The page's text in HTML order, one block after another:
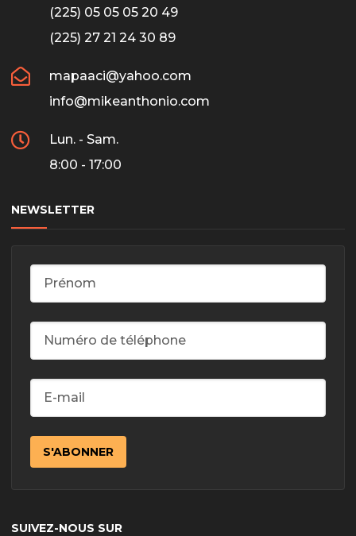
(225) 05 05 05 20 49
(225) 27 21 24 30 89
mapaaci@yahoo.com
info@mikeanthonio.com
Lun. - Sam.
8:00 - 17:00
NEWSLETTER
SUIVEZ-NOUS SUR